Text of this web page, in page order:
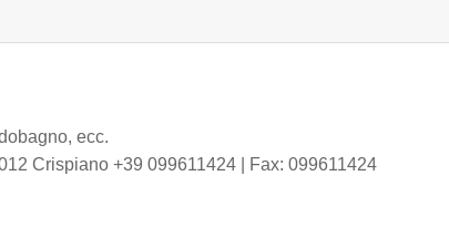
ecc.
Crispiano +39 099611424 | Fax: 099611424